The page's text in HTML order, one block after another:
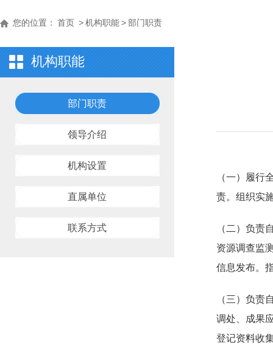
您的位置： 首页 >机构职能>部门职责
机构职能
部门职责
领导介绍
机构设置
直属单位
联系方式
（一）履行
责。组织实
（二）负责
资源调查监
信息发布。
（三）负责
调处、成果
登记资料收